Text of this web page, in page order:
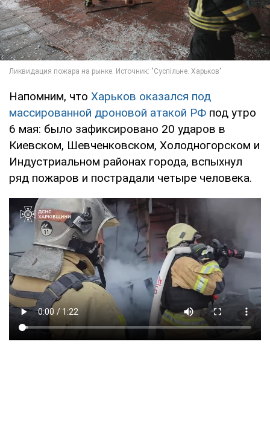
Напомним, что Харьков оказался под
массированной дроновой атакой РФ под утро
6 мая: было зафиксировано 20 ударов в
Киевском, Шевченковском, Холодногорском и
Индустриальном районах города, вспыхнул
ряд пожаров и пострадали четыре человека.